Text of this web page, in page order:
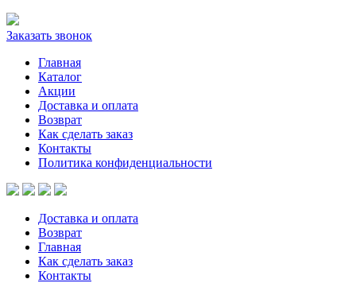
Заказать звонок
Главная
Каталог
Акции
Доставка и оплата
Возврат
Как сделать заказ
Контакты
Политика конфиденциальности
Доставка и оплата
Возврат
Главная
Как сделать заказ
Контакты